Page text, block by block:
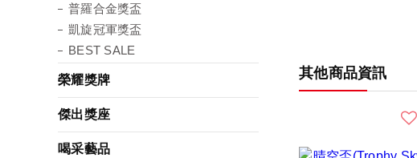
普羅合金獎盃
凱旋冠軍獎盃
BEST SALE
榮耀獎牌
傑出獎座
喝采藝品
其他商品資訊